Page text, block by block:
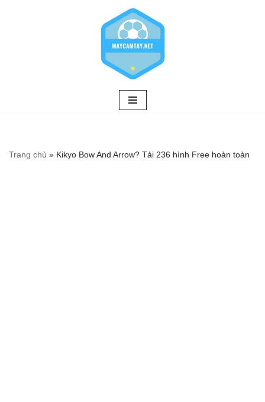
Trang chủ » Kikyo Bow And Arrow? Tải 236 hình Free hoàn toàn